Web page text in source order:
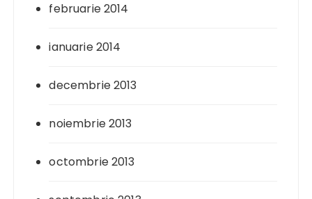
februarie 2014
ianuarie 2014
decembrie 2013
noiembrie 2013
octombrie 2013